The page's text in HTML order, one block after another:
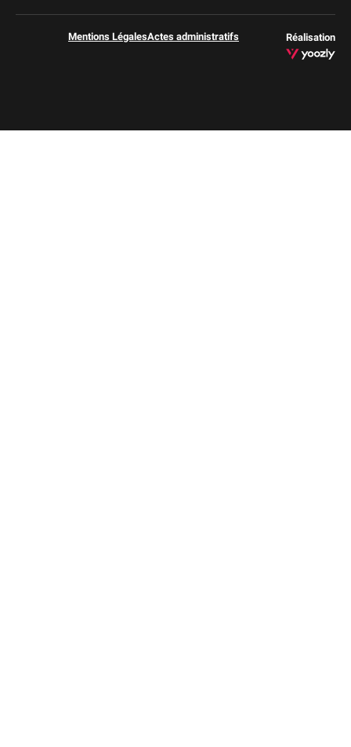
Mentions LégalesActes administratifs Réalisation